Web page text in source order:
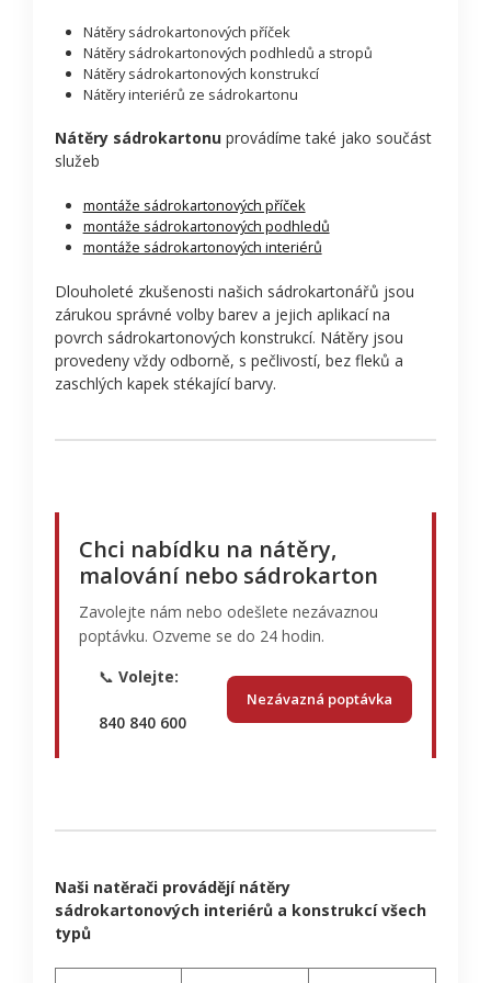
Nátěry sádrokartonových příček
Nátěry sádrokartonových podhledů a stropů
Nátěry sádrokartonových konstrukcí
Nátěry interiérů ze sádrokartonu
Nátěry sádrokartonu provádíme také jako součást
služeb
montáže sádrokartonových příček
montáže sádrokartonových podhledů
montáže sádrokartonových interiérů
Dlouholeté zkušenosti našich sádrokartonářů jsou
zárukou správné volby barev a jejich aplikací na
povrch sádrokartonových konstrukcí. Nátěry jsou
provedeny vždy odborně, s pečlivostí, bez fleků a
zaschlých kapek stékající barvy.
Chci nabídku na nátěry,
malování nebo sádrokarton
Zavolejte nám nebo odešlete nezávaznou
poptávku. Ozveme se do 24 hodin.
📞Volejte:
840 840 600
Nezávazná poptávka
Naši natěrači provádějí nátěry
sádrokartonových interiérů a konstrukcí všech
typů